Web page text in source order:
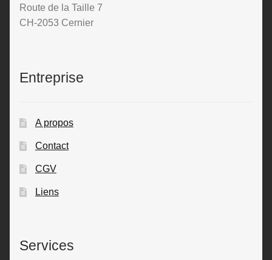
Route de la Taille 7
CH-2053 Cernier
Entreprise
A propos
Contact
CGV
Liens
Services